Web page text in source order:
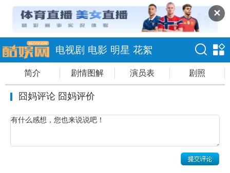
✕
电视剧 电影 明星 花絮
简介 剧情图解 演员表 剧照
囧妈评论 囧妈评价